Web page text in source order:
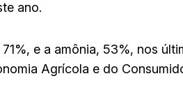
ano.
e a amônia, 53%, nos
Agrícola e do